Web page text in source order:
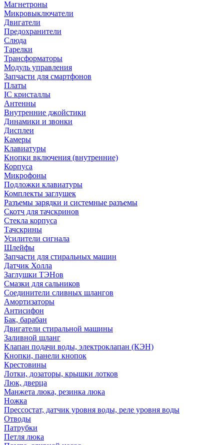
Магнетроны
Микровыключатели
Двигатели
Предохранители
Слюда
Тарелки
Трансформаторы
Модуль управления
Запчасти для смартфонов
Платы
IC кристаллы
Антенны
Внутренние джойстики
Динамики и звонки
Дисплеи
Камеры
Клавиатуры
Кнопки включения (внутренние)
Корпуса
Микрофоны
Подложки клавиатуры
Комплекты заглушек
Разъемы зарядки и системные разъемы
Скотч для тачскринов
Стекла корпуса
Тачскрины
Усилители сигнала
Шлейфы
Запчасти для стиральных машин
Датчик Холла
Заглушки ТЭНов
Смазки для сальников
Соединители сливных шлангов
Амортизаторы
Антисифон
Бак, барабан
Двигатели стиральной машины
Заливной шланг
Клапан подачи воды, электроклапан (КЭН)
Кнопки, панели кнопок
Крестовины
Лотки, дозаторы, крышки лотков
Люк, дверца
Манжета люка, резинка люка
Ножка
Прессостат, датчик уровня воды, реле уровня воды
Отводы
Патрубки
Петля люка